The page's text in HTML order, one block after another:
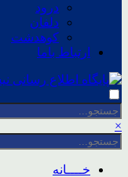
درود
دلفان
کوهدشت
ارتباط باما
×
خــــانه